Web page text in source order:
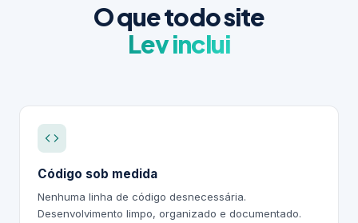
O que todo site
Lev inclui
Código sob medida
Nenhuma linha de código desnecessária.
Desenvolvimento limpo, organizado e documentado.